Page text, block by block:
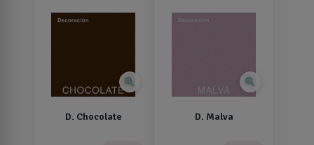
zoom_in
D. Chocolate
zoom_in
D. Malva